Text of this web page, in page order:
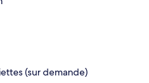
(sur demande)